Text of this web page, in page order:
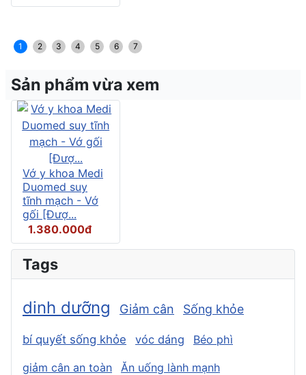
1 2 3 4 5 6 7
Sản phẩm vừa xem
Vớ y khoa Medi
Duomed suy
tĩnh mạch - Vớ
gối [Đượ...
1.380.000đ
Tags
dinh dưỡng Giảm cân Sống khỏe
bí quyết sống khỏe vóc dáng Béo phì
giảm cân an toàn
Ăn uống lành mạnh